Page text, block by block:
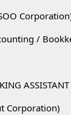
/
Corporation)